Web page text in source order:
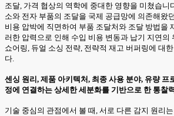
조달, 가격 협상의 역학에 중대한 영향을 미쳤습니
소와 전자 부품의 조달을 국제 공급망에 의존해왔
비용 압박에 직면하여 부품 조달처와 조달 방법을
러한 압력으로 인해 수입 비용 변동과 납기 지연의
쇼어링, 듀얼 소싱 전략, 전략적 재고 버퍼링에 대
다.
센싱 원리, 제품 아키텍처, 최종 사용 분야, 유량 프
정에 연결하는 상세한 세분화를 기반으로 한 통찰
기술 중심의 관점에서 볼 때, 서로 다른 감지 원리